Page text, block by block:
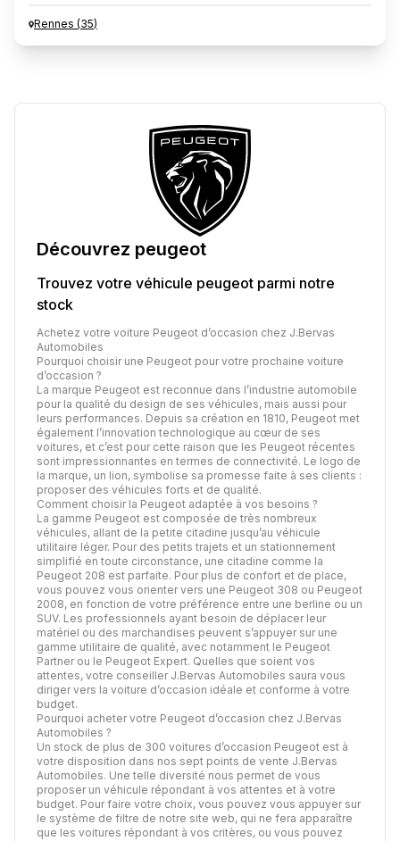
Rennes (35)
Découvrez peugeot
Trouvez votre véhicule peugeot parmi notre
stock
Achetez votre voiture Peugeot d’occasion chez J.Bervas
Automobiles
Pourquoi choisir une Peugeot pour votre prochaine voiture
d’occasion ?
La marque Peugeot est reconnue dans l’industrie automobile
pour la qualité du design de ses véhicules, mais aussi pour
leurs performances. Depuis sa création en 1810, Peugeot met
également l’innovation technologique au cœur de ses
voitures, et c’est pour cette raison que les Peugeot récentes
sont impressionnantes en termes de connectivité. Le logo de
la marque, un lion, symbolise sa promesse faite à ses clients :
proposer des véhicules forts et de qualité.
Comment choisir la Peugeot adaptée à vos besoins ?
La gamme Peugeot est composée de très nombreux
véhicules, allant de la petite citadine jusqu’au véhicule
utilitaire léger. Pour des petits trajets et un stationnement
simplifié en toute circonstance, une citadine comme la
Peugeot 208 est parfaite. Pour plus de confort et de place,
vous pouvez vous orienter vers une Peugeot 308 ou Peugeot
2008, en fonction de votre préférence entre une berline ou un
SUV. Les professionnels ayant besoin de déplacer leur
matériel ou des marchandises peuvent s’appuyer sur une
gamme utilitaire de qualité, avec notamment le Peugeot
Partner ou le Peugeot Expert. Quelles que soient vos
attentes, votre conseiller J.Bervas Automobiles saura vous
diriger vers la voiture d’occasion idéale et conforme à votre
budget.
Pourquoi acheter votre Peugeot d’occasion chez J.Bervas
Automobiles ?
Un stock de plus de 300 voitures d’occasion Peugeot est à
votre disposition dans nos sept points de vente J.Bervas
Automobiles. Une telle diversité nous permet de vous
proposer un véhicule répondant à vos attentes et à votre
budget. Pour faire votre choix, vous pouvez vous appuyer sur
le système de filtre de notre site web, qui ne fera apparaître
que les voitures répondant à vos critères, ou vous pouvez